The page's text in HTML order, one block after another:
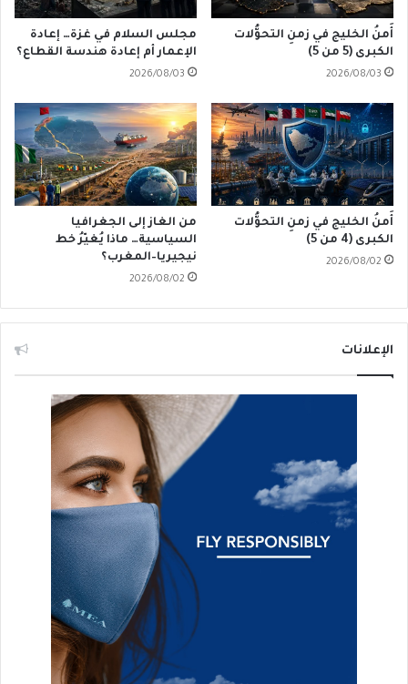
أَمنُ الخليج في زمنِ التحوُّلات
الكبرى (5 من 5)
2026/08/03
مجلس السلام في غزة… إعادة
الإعمار أم إعادة هندسة القطاع؟
2026/08/03
أَمنُ الخليج في زمنِ التحوُّلات
الكبرى (4 من 5)
2026/08/02
من الغاز إلى الجغرافيا
السياسية… ماذا يُغيّرُ خط
نيجيريا–المغرب؟
2026/08/02
الإعلانات